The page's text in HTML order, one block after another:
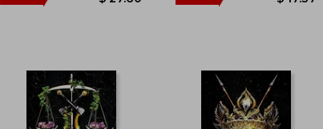
45%
dcto.
45%
dcto.